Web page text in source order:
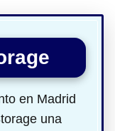
en Madrid
una